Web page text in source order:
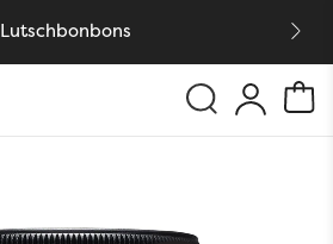
Lutschbonbons